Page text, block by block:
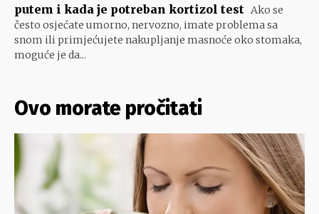
putem i kada je potreban kortizol test Ako se
često osjećate umorno, nervozno, imate problema sa
snom ili primjećujete nakupljanje masnoće oko stomaka,
moguće je da...
Ovo morate pročitati